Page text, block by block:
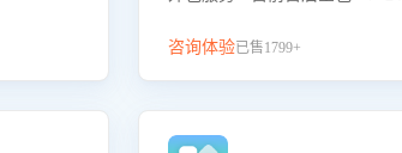
咨询体验已售1799+